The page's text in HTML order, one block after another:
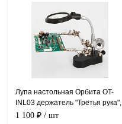
Лупа настольная Орбита OT-
INL03 держатель "Третья рука",
2 линзы (1,4Х и 3,5X)
1 100 ₽ / шт